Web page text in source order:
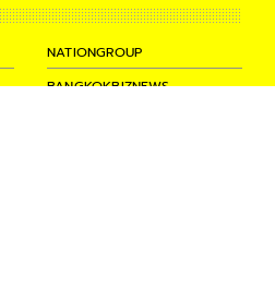
NATIONGROUP
BANGKOKBIZNEWS